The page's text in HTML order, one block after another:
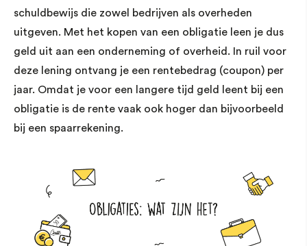
schuldbewijs die zowel bedrijven als overheden
uitgeven. Met het kopen van een obligatie leen je dus
geld uit aan een onderneming of overheid. In ruil voor
deze lening ontvang je een rentebedrag (coupon) per
jaar. Omdat je voor een langere tijd geld leent bij een
obligatie is de rente vaak ook hoger dan bijvoorbeeld
bij een spaarrekening.